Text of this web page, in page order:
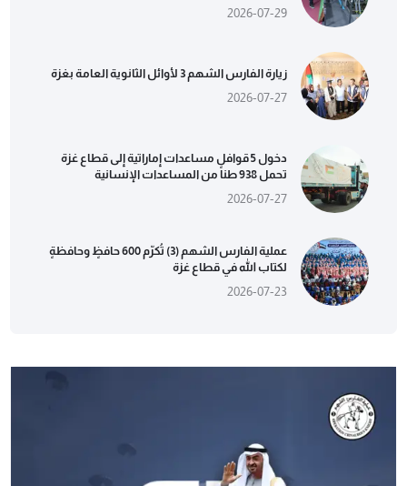
2026-07-29
زيارة الفارس الشهم 3 لأوائل الثانوية العامة بغزة
2026-07-27
دخول 5 قوافل مساعدات إماراتية إلى قطاع غزة
تحمل 938 طناً من المساعدات الإنسانية
2026-07-27
عملية الفارس الشهم (3) تُكرّم 600 حافظٍ وحافظةٍ
لكتاب الله في قطاع غزة
2026-07-23